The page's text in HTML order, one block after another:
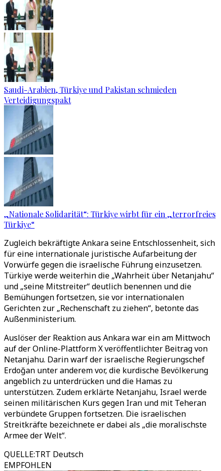
Saudi-Arabien, Türkiye und Pakistan schmieden
Verteidigungspakt
„Nationale Solidarität“: Türkiye wirbt für ein „terrorfreies
Türkiye“
Zugleich bekräftigte Ankara seine Entschlossenheit, sich
für eine internationale juristische Aufarbeitung der
Vorwürfe gegen die israelische Führung einzusetzen.
Türkiye werde weiterhin die „Wahrheit über Netanjahu“
und „seine Mitstreiter“ deutlich benennen und die
Bemühungen fortsetzen, sie vor internationalen
Gerichten zur „Rechenschaft zu ziehen“, betonte das
Außenministerium.
Auslöser der Reaktion aus Ankara war ein am Mittwoch
auf der Online-Plattform X veröffentlichter Beitrag von
Netanjahu. Darin warf der israelische Regierungschef
Erdoğan unter anderem vor, die kurdische Bevölkerung
angeblich zu unterdrücken und die Hamas zu
unterstützen. Zudem erklärte Netanjahu, Israel werde
seinen militärischen Kurs gegen Iran und mit Teheran
verbündete Gruppen fortsetzen. Die israelischen
Streitkräfte bezeichnete er dabei als „die moralischste
Armee der Welt“.
QUELLE:TRT Deutsch
EMPFOHLEN